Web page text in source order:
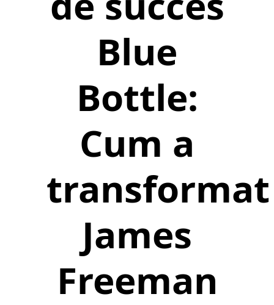
Blue
Bottle:
Cum a
transformat
James
Freeman